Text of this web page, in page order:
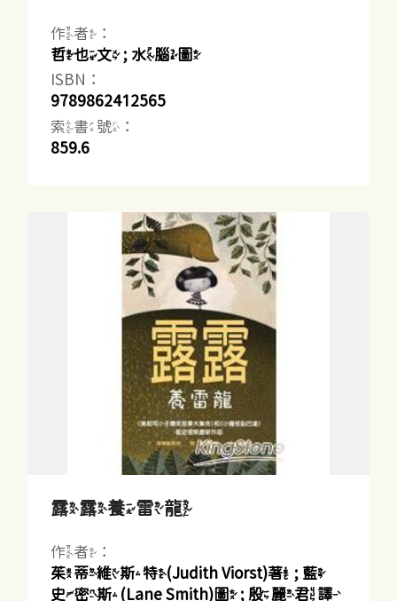
作者：
哲也文 ; 水腦圖
ISBN：
9789862412565
索書號：
859.6
露露養雷龍
作者：
茱蒂維斯特(Judith Viorst)著 ; 藍
史密斯(Lane Smith)圖 ; 殷麗君譯